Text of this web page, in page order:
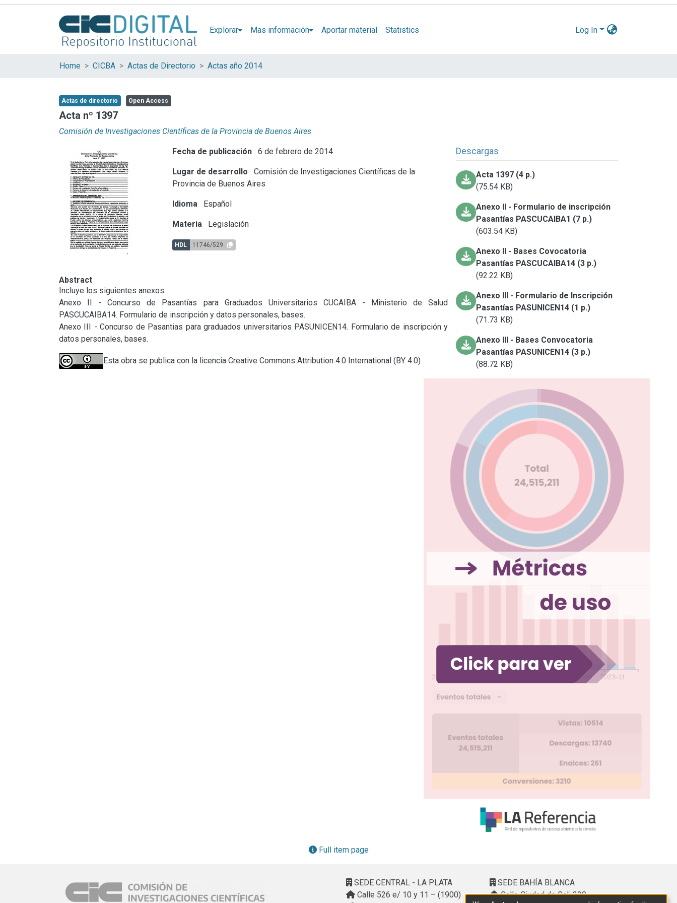
Explorar Mas información Aportar material Statistics Log In
Home CICBA Actas de Directorio Actas año 2014
Actas de directorio Open Access
Acta nº 1397
Comisión de Investigaciones Científicas de la Provincia de Buenos Aires
Fecha de publicación 6 de febrero de 2014
Lugar de desarrollo
Comisión de Investigaciones Científicas de la
Provincia de Buenos Aires
Idioma Español
Materia Legislación
HDL 11746/529
Descargas
Acta 1397 (4 p.)
(75.54 KB)
Anexo II - Formulario de inscripción
Pasantías PASCUCAIBA1 (7 p.)
(603.54 KB)
Anexo II - Bases Covocatoria
Pasantías PASCUCAIBA14 (3 p.)
(92.22 KB)
Anexo III - Formulario de Inscripción
Pasantías PASUNICEN14 (1 p.)
(71.73 KB)
Anexo III - Bases Convocatoria
Pasantías PASUNICEN14 (3 p.)
(88.72 KB)
Abstract
Incluye los siguientes anexos:
Anexo II - Concurso de Pasantías para Graduados Universitarios CUCAIBA - Ministerio de Salud
PASCUCAIBA14. Formulario de inscripción y datos personales, bases.
Anexo III - Concurso de Pasantias para graduados universitarios PASUNICEN14. Formulario de inscripción y
datos personales, bases.
Esta obra se publica con la licencia Creative Commons Attribution 4.0 International (BY 4.0)
Full item page
SEDE CENTRAL - LA PLATA
Calle 526 e/ 10 y 11 – (1900)
SEDE BAHÍA BLANCA
Calle Ciudad de Cali 320 –